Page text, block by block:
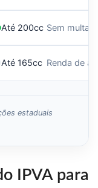
Até 200cc Sem
Até 165cc Renda de
estaduais
IPVA para